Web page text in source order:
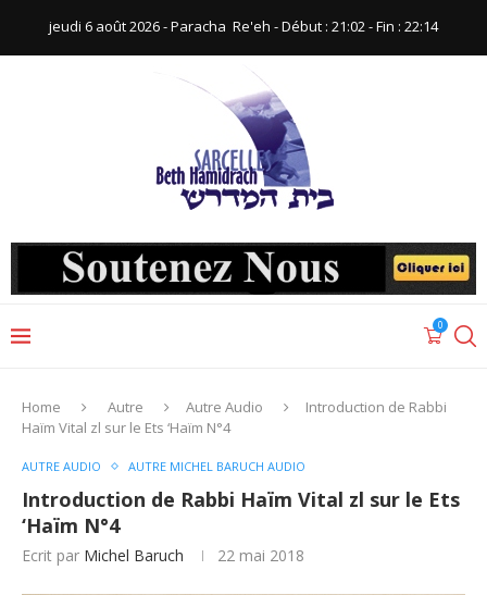
jeudi 6 août 2026 - Paracha ‪ Re'eh‬ - Début : 21:02‬ - Fin : ‪22:14‬
0
Home Autre Autre Audio
Introduction de Rabbi
Haïm Vital zl sur le Ets ‘Haïm N°4
AUTRE AUDIO AUTRE MICHEL BARUCH AUDIO
Introduction de Rabbi Haïm Vital zl sur le Ets
‘Haïm N°4
Ecrit par Michel Baruch 22 mai 2018